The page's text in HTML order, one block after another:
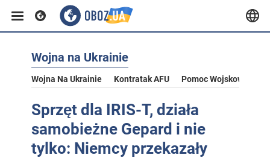
Wojna na Ukrainie
Wojna Na Ukrainie Kontratak AFU Pomoc Wojskowa Dla
Sprzęt dla IRIS-T, działa
samobieżne Gepard i nie
tylko: Niemcy przekazały